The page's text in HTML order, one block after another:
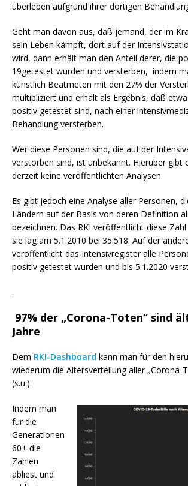
überleben aufgrund ihrer dortigen
Geht man davon aus, daß jemand, der im
sein Leben kämpft, dort auf der
wird, dann erhält man den Anteil derer, die
19getestet wurden und versterben, indem
künstlich Beatmeten mit den 27% der
multipliziert und erhält als Ergebnis, daß
positiv getestet sind, nach einer
Behandlung versterben.
Wer diese Personen sind, die auf der
verstorben sind, ist unbekannt. Hierüber gibt
derzeit keine veröffentlichten Analysen.
Es gibt jedoch eine Analyse aller Personen,
Ländern auf der Basis von deren Definition
bezeichnen. Das RKI veröffentlicht diese
sie lag am 5.1.2010 bei 35.518. Auf der
veröffentlicht das Intensivregister alle
positiv getestet wurden und bis 5.1.2020
.
97% der „Corona-Toten“ sind
Jahre
Dem RKI-Dashboard kann man für den
wiederum die Altersverteilung aller „Corona-
(s.u.).
Indem man
für die
Generationen
60+ die
Zahlen
abliest und